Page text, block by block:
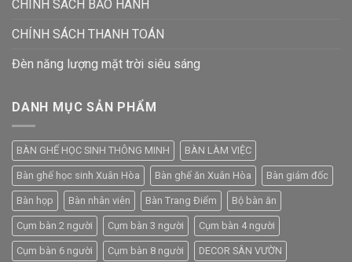
CHÍNH SÁCH BẢO HÀNH
CHÍNH SÁCH THANH TOÁN
Đèn năng lượng mặt trời siêu sáng
DANH MỤC SẢN PHẨM
BÀN GHẾ HỌC SINH THÔNG MINH BÀN LÀM VIỆC
Bàn ghế học sinh Xuân Hòa Bàn ghế ăn Xuân Hòa Bàn giám đốc
Bàn họp Bàn nhân viên Bàn Trang Điểm Bộ bàn ăn
Cụm bàn 2 người Cụm bàn 3 người Cụm bàn 4 người
Cụm bàn 6 người Cụm bàn 8 người DECOR SÂN VƯỜN